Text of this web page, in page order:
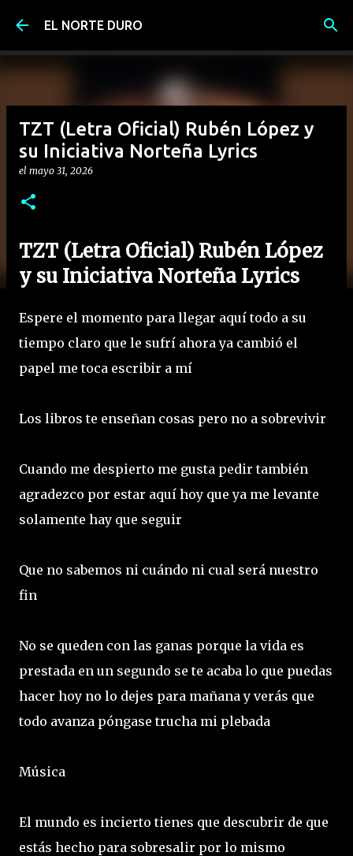
Ir al contenido principal
EL NORTE DURO
TZT (Letra Oficial) Rubén López y
su Iniciativa Norteña Lyrics
el mayo 31, 2026
TZT (Letra Oficial) Rubén López
y su Iniciativa Norteña Lyrics
Espere el momento para llegar aquí todo a su
tiempo claro que le sufrí ahora ya cambió el
papel me toca escribir a mí
Los libros te enseñan cosas pero no a sobrevivir
Cuando me despierto me gusta pedir también
agradezco por estar aquí hoy que ya me levante
solamente hay que seguir
Que no sabemos ni cuándo ni cual será nuestro
fin
No se queden con las ganas porque la vida es
prestada en un segundo se te acaba lo que puedas
hacer hoy no lo dejes para mañana y verás que
todo avanza póngase trucha mi plebada
Música
El mundo es incierto tienes que descubrir de que
estás hecho para sobresalir por lo mismo